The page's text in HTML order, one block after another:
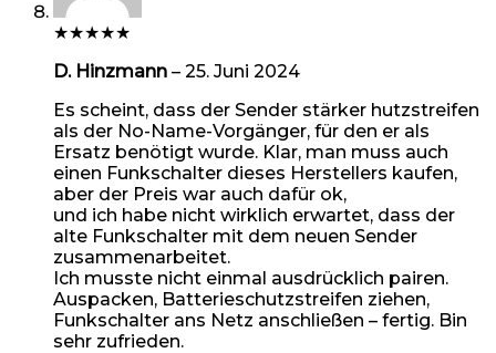
★★★★★
D. Hinzmann – 25. Juni 2024
Es scheint, dass der Sender stärker hutzstreifen
als der No-Name-Vorgänger, für den er als
Ersatz benötigt wurde. Klar, man muss auch
einen Funkschalter dieses Herstellers kaufen,
aber der Preis war auch dafür ok,
und ich habe nicht wirklich erwartet, dass der
alte Funkschalter mit dem neuen Sender
zusammenarbeitet.
Ich musste nicht einmal ausdrücklich pairen.
Auspacken, Batterieschutzstreifen ziehen,
Funkschalter ans Netz anschließen – fertig. Bin
sehr zufrieden.